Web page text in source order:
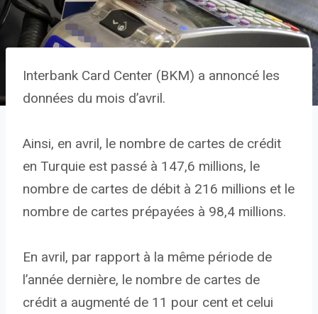
Interbank Card Center (BKM) a annoncé les
données du mois d’avril.
Ainsi, en avril, le nombre de cartes de crédit
en Turquie est passé à 147,6 millions, le
nombre de cartes de débit à 216 millions et le
nombre de cartes prépayées à 98,4 millions.
En avril, par rapport à la même période de
l’année dernière, le nombre de cartes de
crédit a augmenté de 11 pour cent et celui